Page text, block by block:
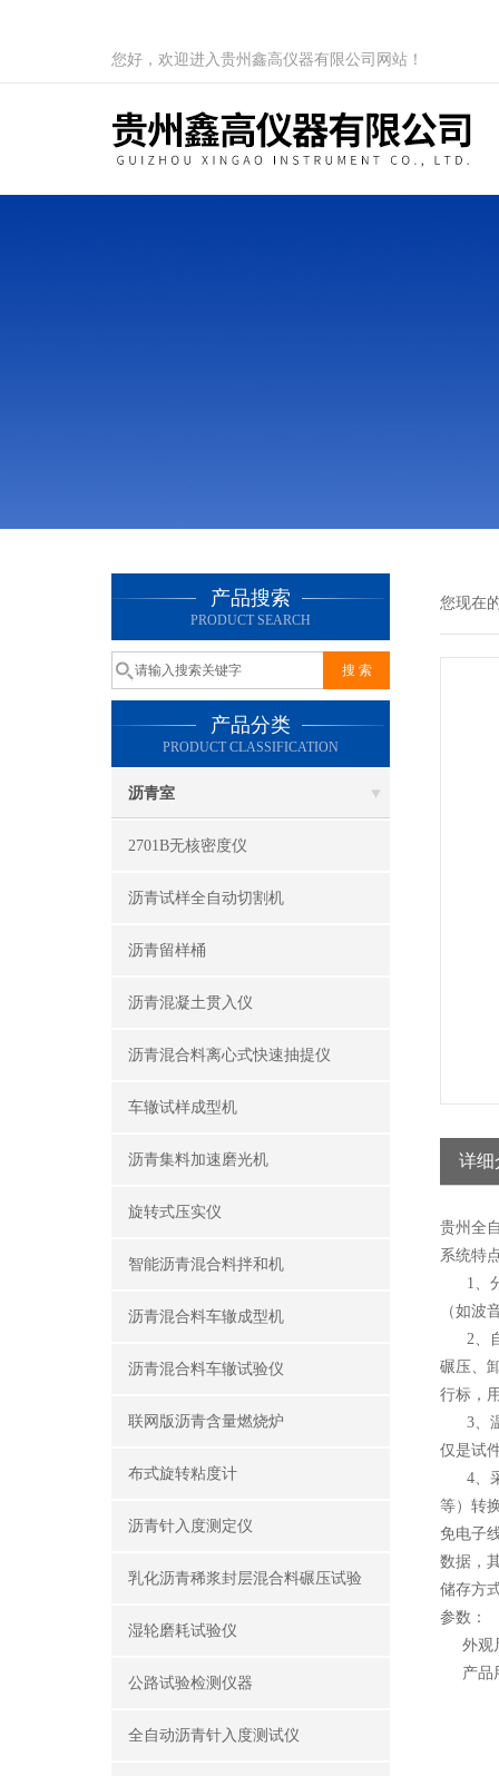
您好，欢迎进入贵州鑫高仪器有限公司网站！
产品搜索
PRODUCT SEARCH
产品分类
PRODUCT CLASSIFICATION
沥青室
2701B无核密度仪
沥青试样全自动切割机
沥青留样桶
沥青混凝土贯入仪
沥青混合料离心式快速抽提仪
车辙试样成型机
沥青集料加速磨光机
旋转式压实仪
智能沥青混合料拌和机
沥青混合料车辙成型机
沥青混合料车辙试验仪
联网版沥青含量燃烧炉
布式旋转粘度计
沥青针入度测定仪
乳化沥青稀浆封层混合料碾压试验
湿轮磨耗试验仪
公路试验检测仪器
全自动沥青针入度测试仪
您现在
详细
贵州全
系统特
1、分
（如波
2、自
碾压、
行标，
3、温
仅是试
4、采
等）转
免电子
数据，
储存方
参数：
外观
产品